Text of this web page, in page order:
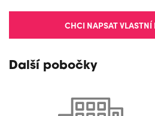
CHCI NAPSAT
Další pobočky